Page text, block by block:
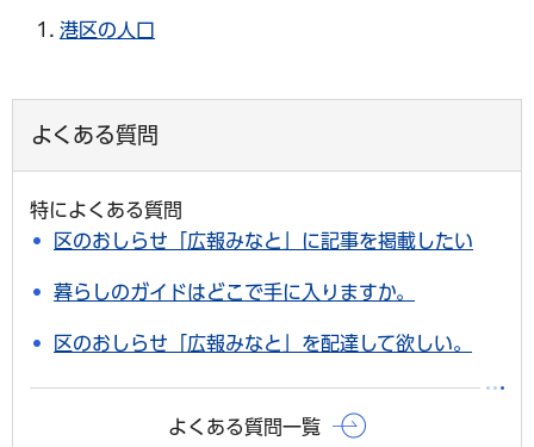
港区の人口
よくある質問
特によくある質問
区のおしらせ「広報みなと」に記事を掲載したい
暮らしのガイドはどこで手に入りますか。
区のおしらせ「広報みなと」を配達して欲しい。
よくある質問一覧